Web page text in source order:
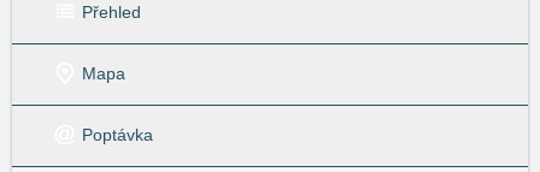
Přehled
Mapa
Poptávka